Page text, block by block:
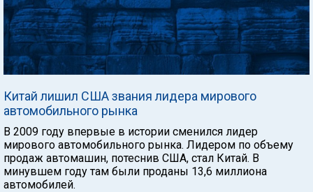
Китай лишил США звания лидера мирового
автомобильного рынка
В 2009 году впервые в истории сменился лидер
мирового автомобильного рынка. Лидером по объему
продаж автомашин, потеснив США, стал Китай. В
минувшем году там были проданы 13,6 миллиона
автомобилей.